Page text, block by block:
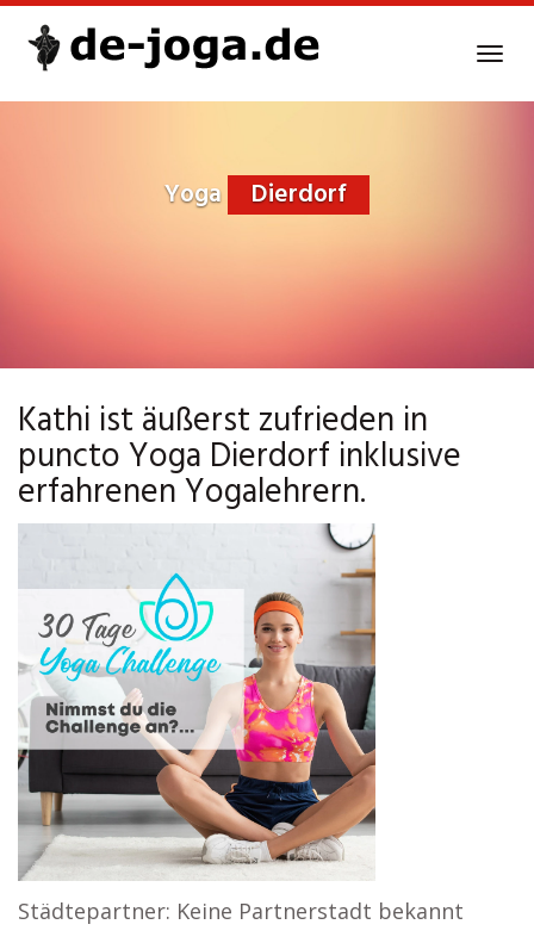
Yoga Dierdorf
Kathi ist äußerst zufrieden in
puncto Yoga Dierdorf inklusive
erfahrenen Yogalehrern.
Städtepartner: Keine Partnerstadt bekannt